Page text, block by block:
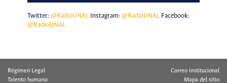
Twitter: @RadioUNALInstagram: @RadioUNALFacebook:
@RadioUNAL
Régimen Legal
Talento humano
Correo institucional
Mapa del sitio